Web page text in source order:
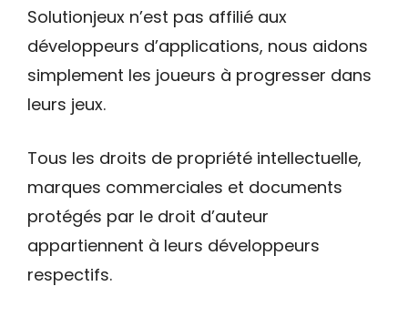
Solutionjeux n’est pas affilié aux
développeurs d’applications, nous aidons
simplement les joueurs à progresser dans
leurs jeux.
Tous les droits de propriété intellectuelle,
marques commerciales et documents
protégés par le droit d’auteur
appartiennent à leurs développeurs
respectifs.